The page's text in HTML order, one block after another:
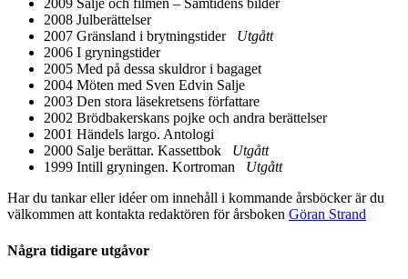
2009 Salje och filmen – Samtidens bilder
2008 Julberättelser
2007 Gränsland i brytningstider Utgått
2006 I gryningstider
2005 Med på dessa skuldror i bagaget
2004 Möten med Sven Edvin Salje
2003 Den stora läsekretsens författare
2002 Brödbakerskans pojke och andra berättelser
2001 Händels largo. Antologi
2000 Salje berättar. Kassettbok Utgått
1999 Intill gryningen. Kortroman Utgått
Har du tankar eller idéer om innehåll i kommande årsböcker är du
välkommen att kontakta redaktören för årsboken Göran Strand
Några tidigare utgåvor